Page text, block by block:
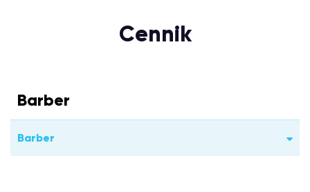
Cennik
Barber
Barber